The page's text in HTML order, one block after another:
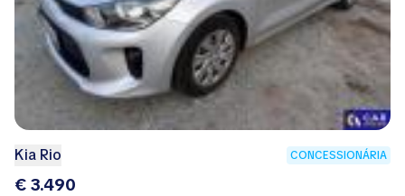
Kia Rio CONCESSIONÁRIA
€ 3.490